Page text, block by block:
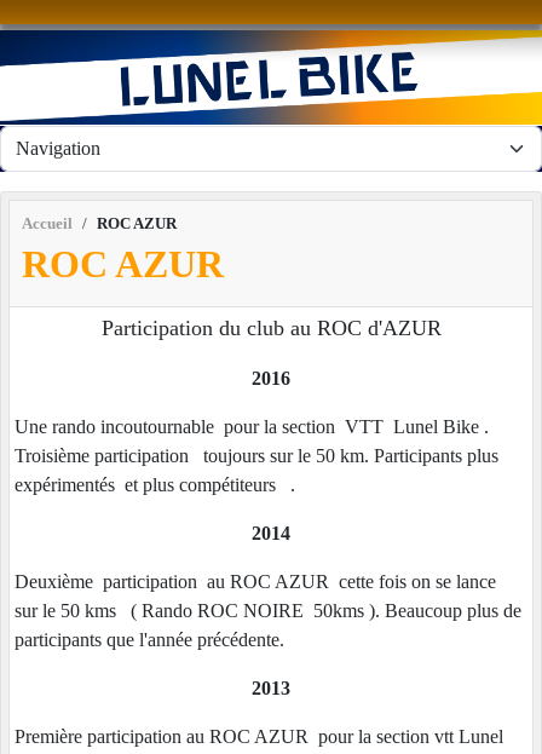
Accueil ROC AZUR
ROC AZUR
Participation du club au ROC d'AZUR
2016
Une rando incoutournable pour la section VTT Lunel Bike .
Troisième participation toujours sur le 50 km. Participants plus
expérimentés et plus compétiteurs .
2014
Deuxième participation au ROC AZUR cette fois on se lance
sur le 50 kms ( Rando ROC NOIRE 50kms ). Beaucoup plus de
participants que l'année précédente.
2013
Première participation au ROC AZUR pour la section vtt Lunel